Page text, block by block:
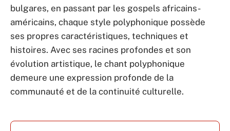
bulgares, en passant par les gospels africains-
américains, chaque style polyphonique possède
ses propres caractéristiques, techniques et
histoires. Avec ses racines profondes et son
évolution artistique, le chant polyphonique
demeure une expression profonde de la
communauté et de la continuité culturelle.